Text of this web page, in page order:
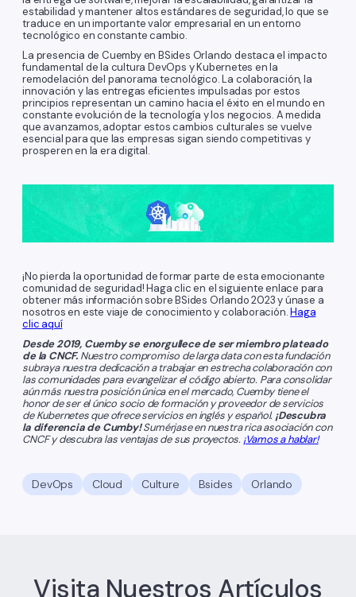
estabilidad y mantener altos estándares de seguridad, lo que se
traduce en un importante valor empresarial en un entorno
tecnológico en constante cambio.
La presencia de Cuemby en BSides Orlando destaca el impacto
fundamental de la cultura DevOps y Kubernetes en la
remodelación del panorama tecnológico. La colaboración, la
innovación y las entregas eficientes impulsadas por estos
principios representan un camino hacia el éxito en el mundo en
constante evolución de la tecnología y los negocios. A medida
que avanzamos, adoptar estos cambios culturales se vuelve
esencial para que las empresas sigan siendo competitivas y
prosperen en la era digital.
¡No pierda la oportunidad de formar parte de esta emocionante
comunidad de seguridad! Haga clic en el siguiente enlace para
obtener más información sobre BSides Orlando 2023 y únase a
nosotros en este viaje de conocimiento y colaboración.Haga
clic aquí
Desde 2019, Cuemby se enorgullece de ser miembro plateado
de la CNCF. Nuestro compromiso de larga data con esta fundación
subraya nuestra dedicación a trabajar en estrecha colaboración con
las comunidades para evangelizar el código abierto. Para consolidar
aún más nuestra posición única en el mercado, Cuemby tiene el
honor de ser el único socio de formación y proveedor de servicios
de Kubernetes que ofrece servicios en inglés y español. ¡Descubra
la diferencia de Cumby!Sumérjase en nuestra rica asociación con
CNCF y descubra las ventajas de sus proyectos. ¡Vamos a hablar!
DevOps Cloud Culture Bsides Orlando
Visita Nuestros Artículos